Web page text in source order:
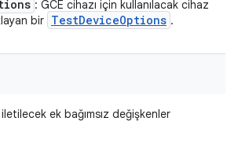
: GCE cihazı için kullanılacak cihaz
bir TestDeviceOptions .
ek bağımsız değişkenler